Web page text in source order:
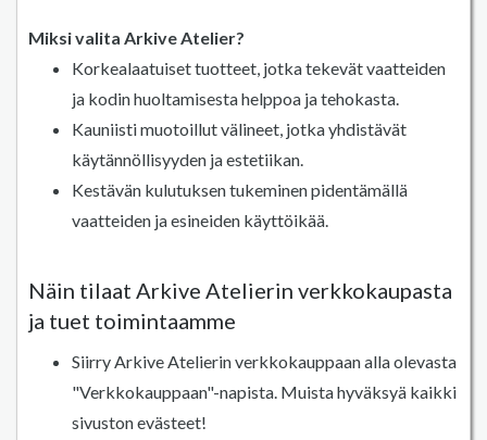
Miksi valita Arkive Atelier?
Korkealaatuiset tuotteet, jotka tekevät vaatteiden
ja kodin huoltamisesta helppoa ja tehokasta.
Kauniisti muotoillut välineet, jotka yhdistävät
käytännöllisyyden ja estetiikan.
Kestävän kulutuksen tukeminen pidentämällä
vaatteiden ja esineiden käyttöikää.
Näin tilaat Arkive Atelierin verkkokaupasta
ja tuet toimintaamme
Siirry Arkive Atelierin verkkokauppaan alla olevasta
"Verkkokauppaan"-napista. Muista hyväksyä kaikki
sivuston evästeet!